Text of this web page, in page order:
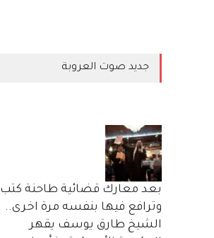
جديد صوت العروبة
بعد معارك قضائية طاحنة كتب
وترافع فيها بنفسه مرة اخرى..
الشيخ طارق يوسف يقهر